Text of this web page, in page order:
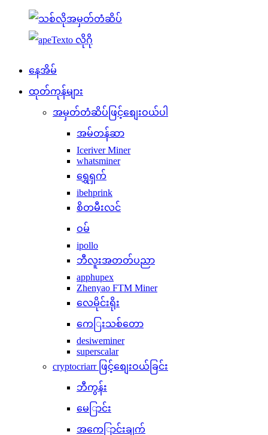
နေအိမ်
ထုတ်ကုန်များ
အမှတ်တံဆိပ်ဖြင့်စျေးဝယ်ပါ
အမ်တန်ဆာ
Iceriver Miner
whatsminer
ရွှေရှက်
ibehprink
စိတမီးလင်
ဝမ်
ipollo
ဘီလူးအတတ်ပညာ
apphupex
Zhenyao FTM Miner
လေမိုင်းရိုး
ကေြးသစ်တော
desiweminer
superscalar
cryptocriarr ဖြင့်စျေးဝယ်ခြင်း
ဘီကွန်း
မေြာင်း
အကေြာင်းချက်